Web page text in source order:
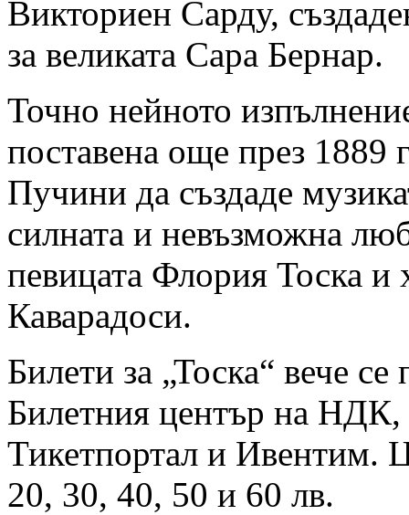
Викториен Сарду,
за великата Сара Бернар.
Точно нейното
поставена още през 1889
Пучини да създаде
силната и невъзможна
певицата Флория Тоска и
Каварадоси.
Билети за „Тоска“ вече се
Билетния център на
Тикетпортал и Ивентим.
20, 30, 40, 50 и 60 лв.